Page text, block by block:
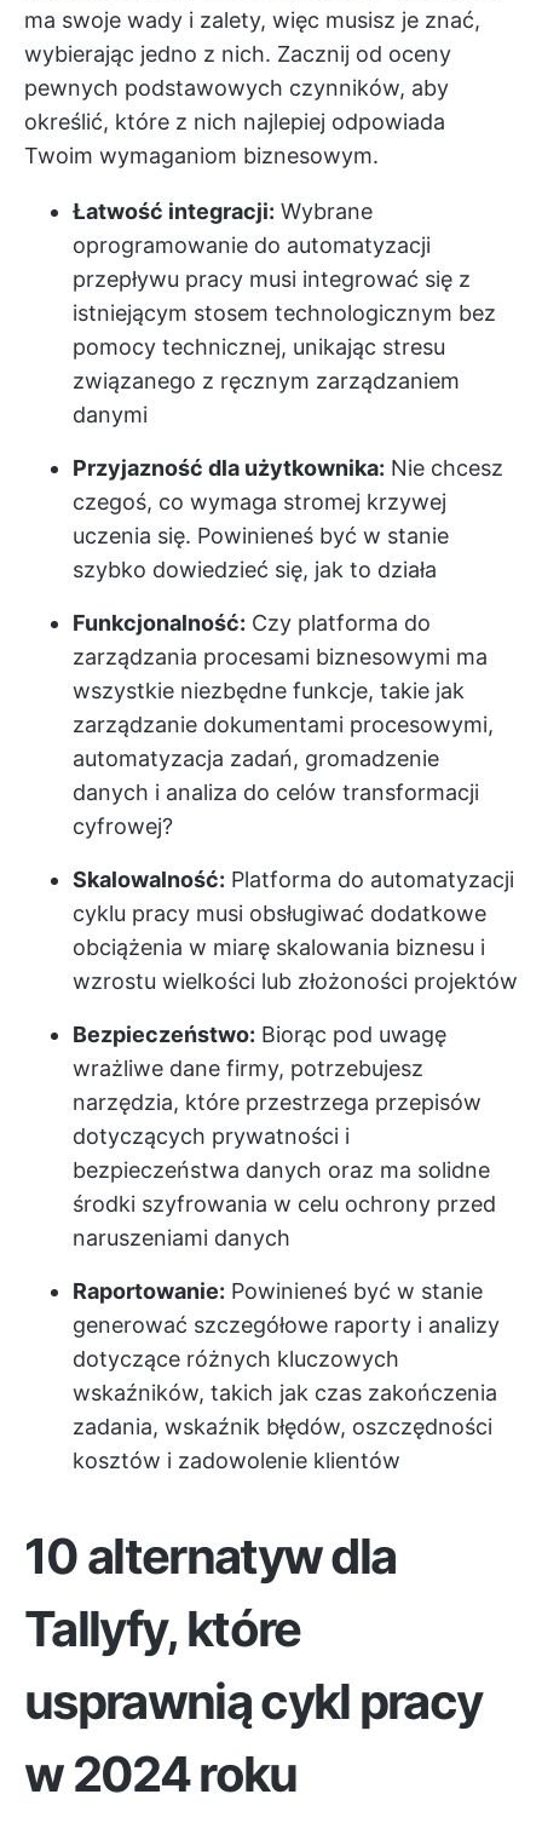
ma swoje wady i zalety, więc musisz je znać,
wybierając jedno z nich. Zacznij od oceny
pewnych podstawowych czynników, aby
określić, które z nich najlepiej odpowiada
Twoim wymaganiom biznesowym.
Łatwość integracji: Wybrane
oprogramowanie do automatyzacji
przepływu pracy musi integrować się z
istniejącym stosem technologicznym bez
pomocy technicznej, unikając stresu
związanego z ręcznym zarządzaniem
danymi
Przyjazność dla użytkownika: Nie chcesz
czegoś, co wymaga stromej krzywej
uczenia się. Powinieneś być w stanie
szybko dowiedzieć się, jak to działa
Funkcjonalność: Czy platforma do
zarządzania procesami biznesowymi ma
wszystkie niezbędne funkcje, takie jak
zarządzanie dokumentami procesowymi,
automatyzacja zadań, gromadzenie
danych i analiza do celów transformacji
cyfrowej?
Skalowalność: Platforma do automatyzacji
cyklu pracy musi obsługiwać dodatkowe
obciążenia w miarę skalowania biznesu i
wzrostu wielkości lub złożoności projektów
Bezpieczeństwo: Biorąc pod uwagę
wrażliwe dane firmy, potrzebujesz
narzędzia, które przestrzega przepisów
dotyczących prywatności i
bezpieczeństwa danych oraz ma solidne
środki szyfrowania w celu ochrony przed
naruszeniami danych
Raportowanie: Powinieneś być w stanie
generować szczegółowe raporty i analizy
dotyczące różnych kluczowych
wskaźników, takich jak czas zakończenia
zadania, wskaźnik błędów, oszczędności
kosztów i zadowolenie klientów
10 alternatyw dla
Tallyfy, które
usprawnią cykl pracy
w 2024 roku